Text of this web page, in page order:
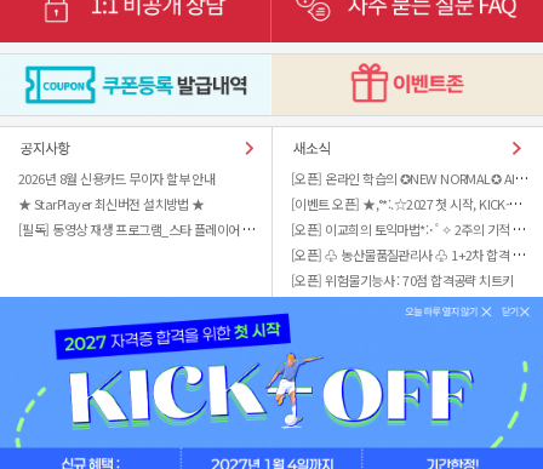
2026년 8월 신용카드 무이자 할부 안내
★ StarPlayer 최신버전 설치방법 ★
[필독] 동영상 재생 프로그램_스타 플레이어 업데이트 관련
[오픈] 온라인 학습의 ✪NEW NORMAL✪ AI튜터 Q-Fit
[이벤트 오픈] ★,°*:.☆2027 첫 시작, KICK-OFF
[오픈] 이교희의 토익마법*:･ﾟ✧ 2주의 기적 실전편
[오픈] ♧ 농산물품질관리사 ♧ 1+2차 합격 패키지
[오픈] 위험물기능사 : 70점 합격공략 치트키
홈 로그인 회원가입 PC 버전 고객지원센터 call
이용약관|개인정보취급방침|구매안전서비스 가입
Copyright © 2015 Sungandang All Rights Reserved.